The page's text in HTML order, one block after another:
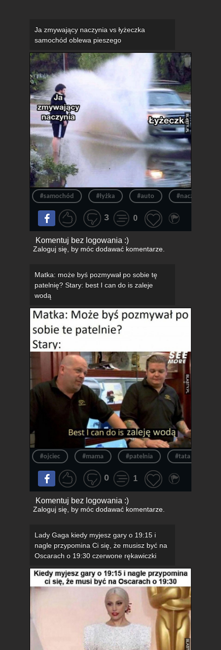
Ja zmywający naczynia vs łyżeczka
samochód oblewa pieszego
#samochód #łyżka #auto #naczynia
3 0
Komentuj bez logowania :)
Zaloguj się, by móc dodawać komentarze.
Matka: może byś pozmywał po sobie tę
patelnię? Stary: best I can do is zaleje
wodą
#ojciec #mama #patelnia #tata
0 1
Komentuj bez logowania :)
Zaloguj się, by móc dodawać komentarze.
Lady Gaga kiedy myjesz gary o 19:15 i
nagle przypomina Ci się, że musisz być na
Oscarach o 19:30 czerwone rękawiczki